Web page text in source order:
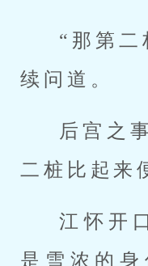
“那第二
续问道。
后宫之
二桩比起来
江怀开
是雪浓的